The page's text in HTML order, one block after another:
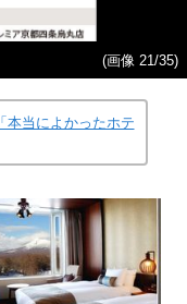
(画像 21/35)
本当によかったホテ